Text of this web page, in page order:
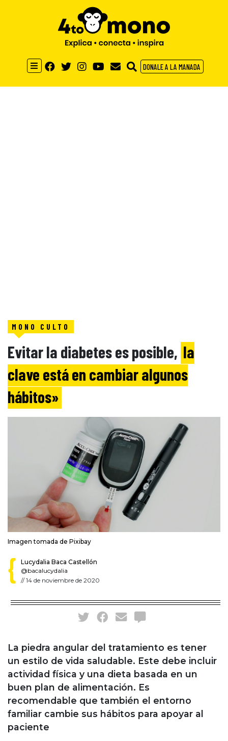
DONALE A LA MANADA
MONO CULTO
Evitar la diabetes es posible, la
clave está en cambiar algunos
hábitos»
Imagen tomada de Pixibay
Lucydalia Baca Castellón
@bacalucydalia
//14 de noviembre de 2020
La piedra angular del tratamiento es tener
un estilo de vida saludable. Este debe incluir
actividad física y una dieta basada en un
buen plan de alimentación. Es
recomendable que también el entorno
familiar cambie sus hábitos para apoyar al
paciente